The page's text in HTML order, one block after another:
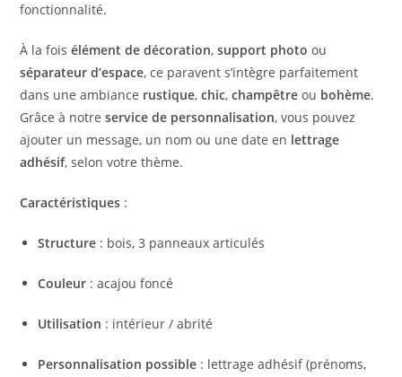
fonctionnalité.
À la foisélément de décoration,support photo ou
séparateur d’espace, ce paravent s’intègre parfaitement
dans une ambiance rustique,chic,champêtre ou bohème.
Grâce à notreservice de personnalisation, vous pouvez
ajouter un message, un nom ou une date en lettrage
adhésif, selon votre thème.
Caractéristiques :
Structure : bois, 3 panneaux articulés
Couleur : acajou foncé
Utilisation : intérieur / abrité
Personnalisation possible : lettrage adhésif (prénoms,